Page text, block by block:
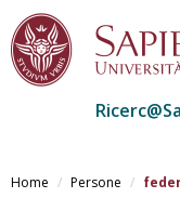
alHome Persone